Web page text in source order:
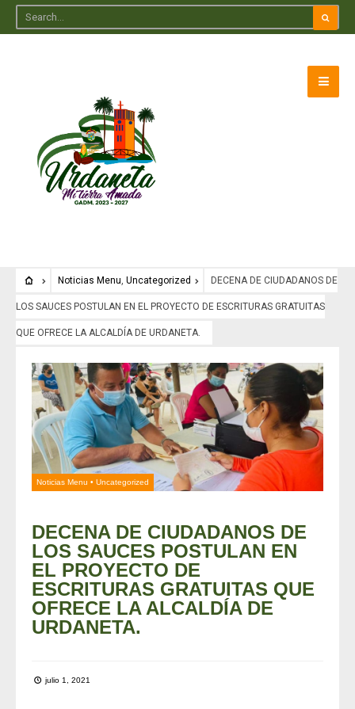
Noticias Menu, Uncategorized DECENA DE CIUDADANOS DE
LOS SAUCES POSTULAN EN EL PROYECTO DE ESCRITURAS GRATUITAS
QUE OFRECE LA ALCALDÍA DE URDANETA.
Noticias Menu • Uncategorized
DECENA DE CIUDADANOS DE
LOS SAUCES POSTULAN EN
EL PROYECTO DE
ESCRITURAS GRATUITAS QUE
OFRECE LA ALCALDÍA DE
URDANETA.
julio 1, 2021